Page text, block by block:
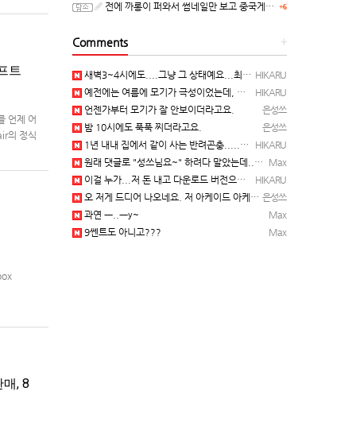
트
언제 어
의 정식
, 8
+6
전에 까롱이 퍼와서 썸네일만 보고 중국게임?으로 오해했던
+
Comments
HIKARU
새벽3~4시에도....그냥 그 상태예요...최근 1주일은....
HIKARU
예전에는 여름에 모기가 극성이었는데, 여름에는 안나오는 것 같은.....ㅎ ㅎ)
은성쓰
언젠가부터 모기가 잘 안보이더라고요.
은성쓰
밤 10시에도 푹푹 찌더라고요.
HIKARU
1년 내내 집에서 같이 사는 반려곤충.....이죠...
Max
원래 댓글로 "성쓰님요~" 하려다 말았는데... 본인 등판 ㅡ..ㅡy~
HIKARU
이걸 누가...저 돈 내고 다운로드 버전으로 하냐... 성쓰님이 계셨다!!!...
은성쓰
오 저게 드디어 나오네요. 저 아케이드 아케이브즈 게임 많이 샀는데요 ㅎㅎㅎ
Max
과연 ㅡ..ㅡy~
Max
9쎈트도 아니고???